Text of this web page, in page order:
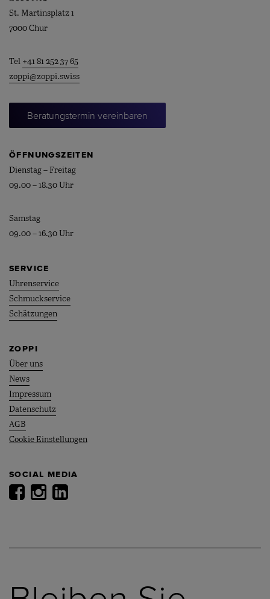
St. Martinsplatz 1
7000 Chur
Tel +41 81 252 37 65
zoppi@zoppi.swiss
Beratungstermin vereinbaren
ÖFFNUNGSZEITEN
Dienstag – Freitag
09.00 – 18.30 Uhr
Samstag
09.00 – 16.30 Uhr
SERVICE
Uhrenservice
Schmuckservice
Schätzungen
ZOPPI
Über uns
News
Impressum
Datenschutz
AGB
Cookie Einstellungen
SOCIAL MEDIA